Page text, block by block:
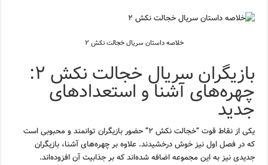
خلاصه داستان سریال خجالت نکش ۲
بازیگران سریال خجالت نکش ۲:
چهره‌های آشنا و استعدادهای
جدید
یکی از نقاط قوت “خجالت نکش ۲” حضور بازیگران توانمند و محبوبی است
که در فصل اول نیز خوش درخشیدند. علاوه بر چهره‌های آشنا، بازیگران
جدیدی نیز به این مجموعه اضافه شده‌اند که بر جذابیت آن افزوده‌اند.